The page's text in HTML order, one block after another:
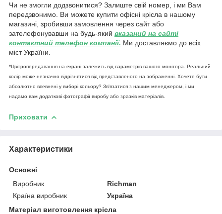
Чи не змогли додзвонитися? Залиште свій номер, і ми Вам
передзвонимо. Ви можете купити офісні крісла в нашому
магазині, зробивши замовлення через сайт або
зателефонувавши на будь-який вказаний на сайті
контактний телефон компанії. Ми доставляємо до всіх
міст України.
*Цвітропередавання на екрані залежить від параметрів вашого монітора. Реальний
колір може незначно відрізнятися від представленого на зображенні. Хочете бути
абсолютно впевнені у виборі кольору? Зв'язатися з нашим менеджером, і ми
надамо вам додаткові фотографії виробу або зразків матеріалів.
Приховати
Характеристики
Основні
Виробник
Richman
Країна виробник
Україна
Матеріал виготовлення крісла